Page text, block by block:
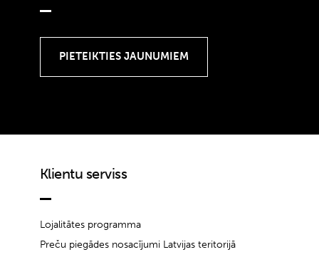
Klientu serviss
Lojalitātes programma
Preču piegādes nosacījumi Latvijas teritorijā